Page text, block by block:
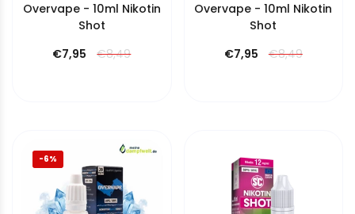
Overvape - 10ml Nikotin
Shot
€7,95
€8,49
Overvape - 10ml Nikotin
Shot
€7,95
€8,49
-6%